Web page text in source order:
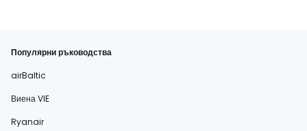
Популярни ръководства
airBaltic
Виена VIE
Ryanair